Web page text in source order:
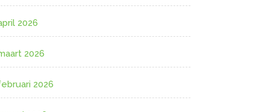
2026
2026
2026